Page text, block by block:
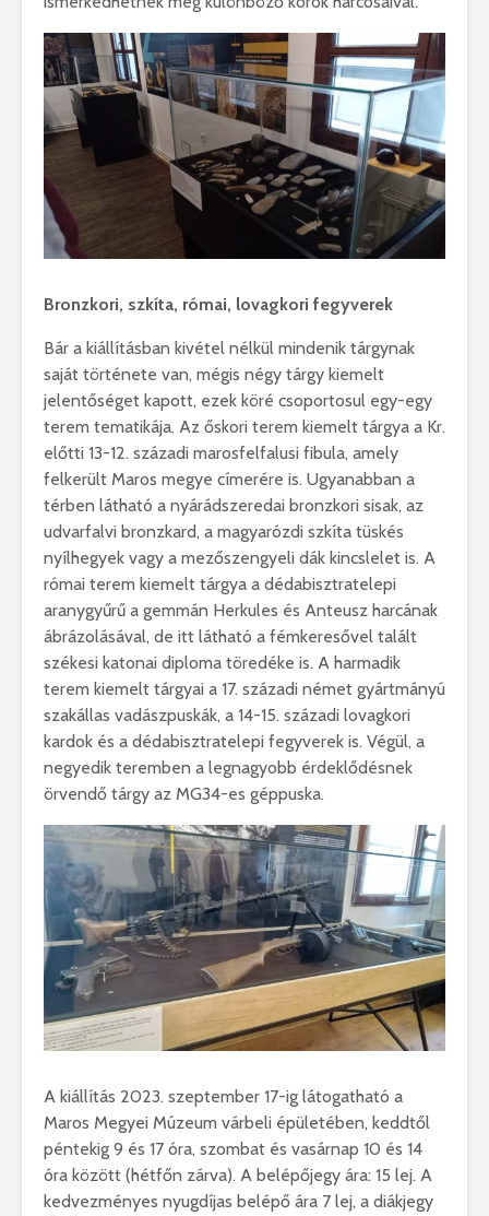
Bronzkori, szkíta, római, lovagkori fegyverek
Bár a kiállításban kivétel nélkül mindenik tárgynak
saját története van, mégis négy tárgy kiemelt
jelentőséget kapott, ezek köré csoportosul egy-egy
terem tematikája. Az őskori terem kiemelt tárgya a Kr.
előtti 13-12. századi marosfelfalusi fibula, amely
felkerült Maros megye címerére is. Ugyanabban a
térben látható a nyárádszeredai bronzkori sisak, az
udvarfalvi bronzkard, a magyarózdi szkíta tüskés
nyílhegyek vagy a mezőszengyeli dák kincslelet is. A
római terem kiemelt tárgya a dédabisztratelepi
aranygyűrű a gemmán Herkules és Anteusz harcának
ábrázolásával, de itt látható a fémkeresővel talált
székesi katonai diploma töredéke is. A harmadik
terem kiemelt tárgyai a 17. századi német gyártmányú
szakállas vadászpuskák, a 14-15. századi lovagkori
kardok és a dédabisztratelepi fegyverek is. Végül, a
negyedik teremben a legnagyobb érdeklődésnek
örvendő tárgy az MG34-es géppuska.
A kiállítás 2023. szeptember 17-ig látogatható a
Maros Megyei Múzeum várbeli épületében, keddtől
péntekig 9 és 17 óra, szombat és vasárnap 10 és 14
óra között (hétfőn zárva). A belépőjegy ára: 15 lej. A
kedvezményes nyugdíjas belépő ára 7 lej, a diákjegy